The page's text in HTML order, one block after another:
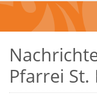
Pfarrei St.